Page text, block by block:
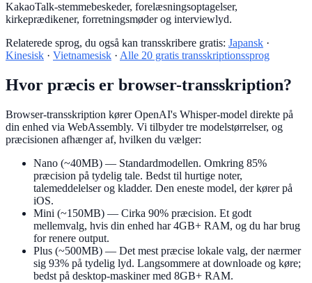
KakaoTalk-stemmebeskeder, forelæsningsoptagelser,
kirkeprædikener, forretningsmøder og interviewlyd.
Relaterede sprog, du også kan transskribere gratis: Japansk ·
Kinesisk · Vietnamesisk · Alle 20 gratis transskriptionssprog
Hvor præcis er browser-transskription?
Browser-transskription kører OpenAI's Whisper-model direkte på
din enhed via WebAssembly. Vi tilbyder tre modelstørrelser, og
præcisionen afhænger af, hvilken du vælger:
Nano (~40MB) — Standardmodellen. Omkring 85%
præcision på tydelig tale. Bedst til hurtige noter,
talemeddelelser og kladder. Den eneste model, der kører på
iOS.
Mini (~150MB) — Cirka 90% præcision. Et godt
mellemvalg, hvis din enhed har 4GB+ RAM, og du har brug
for renere output.
Plus (~500MB) — Det mest præcise lokale valg, der nærmer
sig 93% på tydelig lyd. Langsommere at downloade og køre;
bedst på desktop-maskiner med 8GB+ RAM.